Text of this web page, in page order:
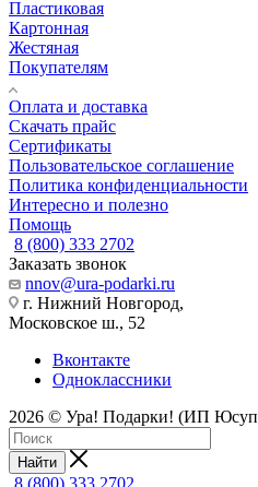
Пластиковая
Картонная
Жестяная
Покупателям
Оплата и доставка
Скачать прайс
Сертификаты
Пользовательское соглашение
Политика конфиденциальности
Интересно и полезно
Помощь
8 (800) 333 2702
Заказать звонок
nnov@ura-podarki.ru
г. Нижний Новгород,
Московское ш., 52
Вконтакте
Одноклассники
2026 © Ура! Подарки! (ИП
Найти
8 (800) 333 2702